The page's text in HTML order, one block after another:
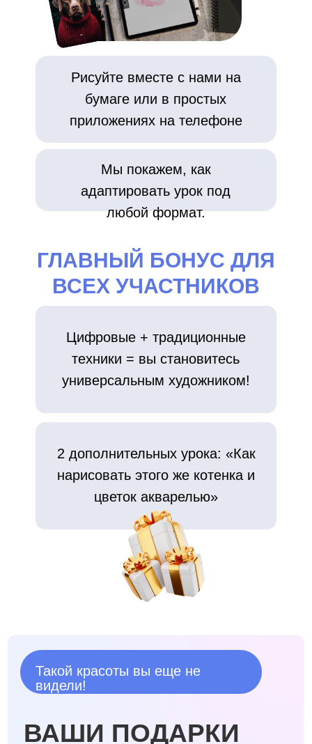
ГЛАВНЫЙ БОНУС ДЛЯ
ВСЕХ УЧАСТНИКОВ
Цифровые + традиционные
техники = вы становитесь
универсальным художником!
2 дополнительных урока: «Как
нарисовать этого же котенка и
цветок акварелью»
Рисуйте вместе с нами на
бумаге или в простых
приложениях на телефоне
Мы покажем, как
адаптировать урок под
любой формат.